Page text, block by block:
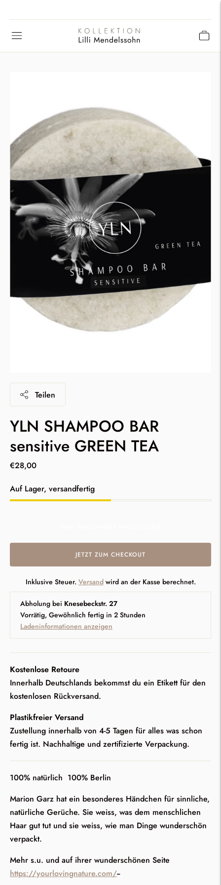
Teilen
YLN SHAMPOO BAR
sensitive GREEN TEA
€28,00
Lagerbestand
Auf Lager, versandfertig
JETZT ZUM CHECKOUT
Inklusive Steuer. Versandwird an der Kasse berechnet.
Abholung bei Knesebeckstr. 27
Vorrätig, Gewöhnlich fertig in 2 Stunden
Ladeninformationen anzeigen
Kostenlose Retoure
Innerhalb Deutschlands bekommst du ein Etikett für den
kostenlosen Rückversand.
Plastikfreier Versand
Zustellung innerhalb von 4-5 Tagen für alles was schon
fertig ist. Nachhaltige und zertifizierte Verpackung.
100% natürlich 100% Berlin
Marion Garz hat ein besonderes Händchen für sinnliche,
natürliche Gerüche. Sie weiss, was dem menschlichen
Haar gut tut und sie weiss, wie man Dinge wunderschön
verpackt.
Mehr s.u. und auf ihrer wunderschönen Seite
https://yourlovingnature.com/--